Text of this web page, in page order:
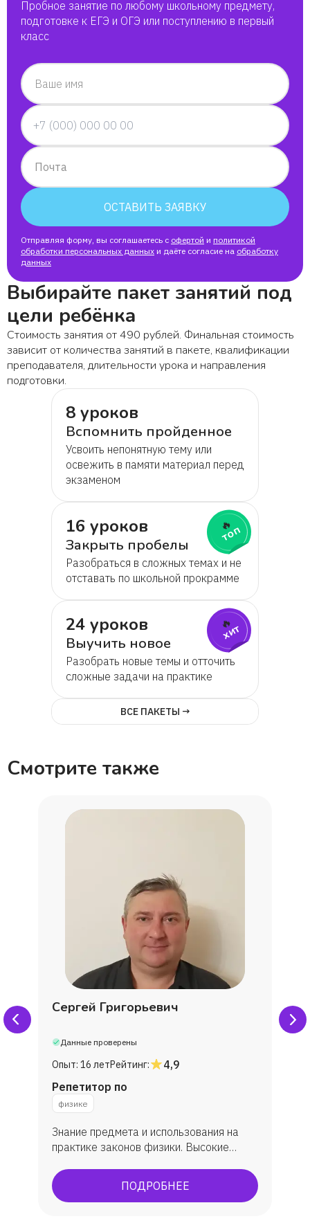
Анна
Ольга
Александр
Иван
Мария
Алексей
Алена
Полина
Евгений
Юлия
Акмарал, мама Калипа
Никита
Наталья Александровна
Наталья
Вика
Снежана
Svetlana
Мария
Пробное занятие по любому школьному предмету,
подготовке к ЕГЭ и ОГЭ или поступлению в первый
класс
Ваше имя
Почта
ОСТАВИТЬ ЗАЯВКУ
Отправляя форму, вы соглашаетесь с офертой и политикой
обработки персональных данных и даёте согласие на обработку
данных
Выбирайте пакет занятий под
цели ребёнка
Стоимость занятия от 490 рублей. Финальная стоимость
зависит от количества занятий в пакете, квалификации
преподавателя, длительности урока и направления
подготовки.
8 уроков
Вспомнить пройденное
Усвоить непонятную тему или
освежить в памяти материал перед
экзаменом
16 уроков
Закрыть пробелы
Разобраться в сложных темах и не
отставать по школьной прокрамме
🔥
топ
24 уроков
Выучить новое
Разобрать новые темы и отточить
сложные задачи на практике
🔥
хит
ВСЕ ПАКЕТЫ →
Смотрите также
Сергей Григорьевич
Данные проверены
Опыт: 16 летРейтинг:
4,9
Репетитор по
физике
Знание предмета и использования на
практике законов физики. Высокие
ПОДРОБНЕЕ